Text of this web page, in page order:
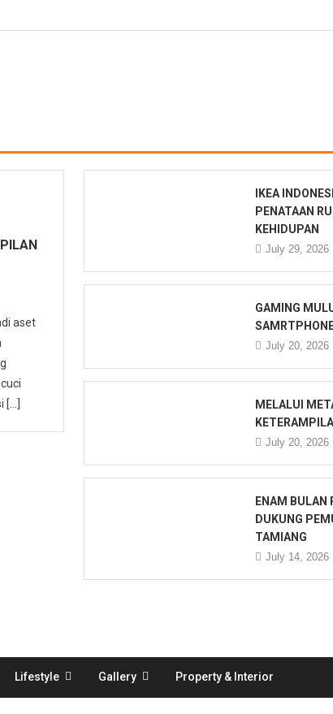
aset
IKEA
PENATAAN
KEHIDUPAN
July 29, 2026
GAMING
July 20, 2026
MELALUI
July 20, 2026
ENAM BULAN
DUKUNG
TAMIANG
July 14, 2026
Lifestyle Gallery Property & Interior